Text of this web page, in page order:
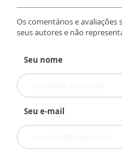
Os comentários e avaliações
seus autores e não
Seu nome
Seu e-mail